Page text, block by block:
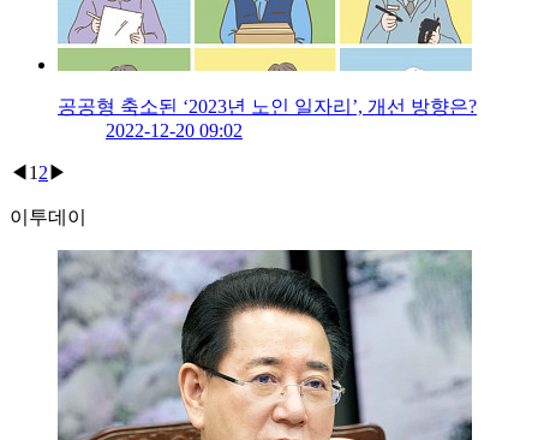
공공형 축소된 ‘2023년 노인 일자리’, 개선 방향은?
2022-12-20 09:02
◀ 1 2 ▶
이투데이